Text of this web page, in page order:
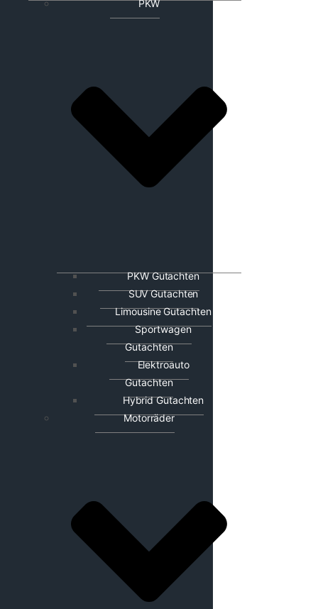
PKW
PKW Gutachten
SUV Gutachten
Limousine Gutachten
Sportwagen
Gutachten
Elektroauto
Gutachten
Hybrid Gutachten
Motorräder